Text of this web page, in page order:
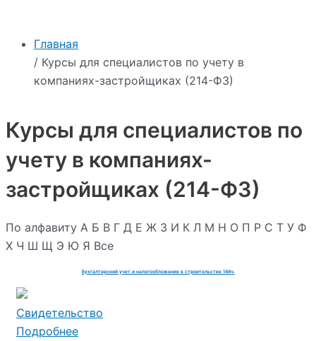
Главная
/ Курсы для специалистов по учету в
компаниях-застройщиках (214-ФЗ)
Курсы для специалистов по
учету в компаниях-
застройщиках (214-ФЗ)
По алфавиту А Б В Г Д Е Ж З И К Л М Н О П Р С Т У Ф
Х Ч Ш Щ Э Ю Я Все
Бухгалтерский учет и налогообложение в строительстве 144ч.
Свидетельство
Подробнее